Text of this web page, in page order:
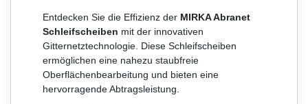
Entdecken Sie die Effizienz der MIRKA Abranet
Schleifscheiben mit der innovativen
Gitternetztechnologie. Diese Schleifscheiben
ermöglichen eine nahezu staubfreie
Oberflächenbearbeitung und bieten eine
hervorragende Abtragsleistung.